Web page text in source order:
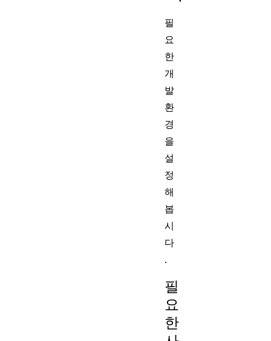
필
요
한
개
발
환
경
을
설
정
해
봅
시
다
.
필
요
한